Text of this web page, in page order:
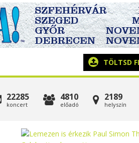
TÖLTSD
22285
koncert
4810
előadó
2189
helyszín